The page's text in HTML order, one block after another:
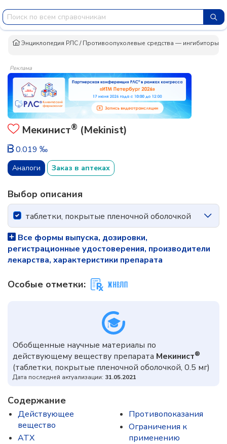
Энциклопедия РЛС/Противоопухолевые средства — ингибиторы
Реклама
Мекинист® (Mekinist)
0.019 ‰
Аналоги Заказ в аптеках
Выбор описания
таблетки, покрытые пленочной оболочкой
Все формы выпуска, дозировки,
регистрационные удостоверения, производители
лекарства, характеристики препарата
Особые отметки:
Обобщенные научные материалы по
действующему веществу препарата Мекинист®
(таблетки, покрытые пленочной оболочкой, 0.5 мг)
Дата последней актуализации: 31.05.2021
Содержание
Действующее
вещество
ATX
Противопоказания
Ограничения к
применению